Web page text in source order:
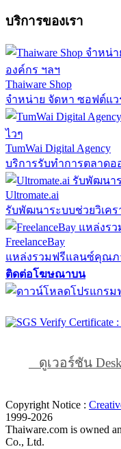
บริการของเรา
Thaiware Shop
จำหน่าย จัดหา ซอฟต์แ
TumWai Digital Agency
บริการรับทำการตลาดอ
Ultromate.ai
รับพัฒนาระบบช่วยวิเค
FreelanceBay
แหล่งรวมฟรีแลนซ์คุณภ
ติดต่อโฆษณาบน
ดูเวอร์ชัน
Copyright Notice :
1999-2026
Thaiware.com is owned
Co., Ltd.